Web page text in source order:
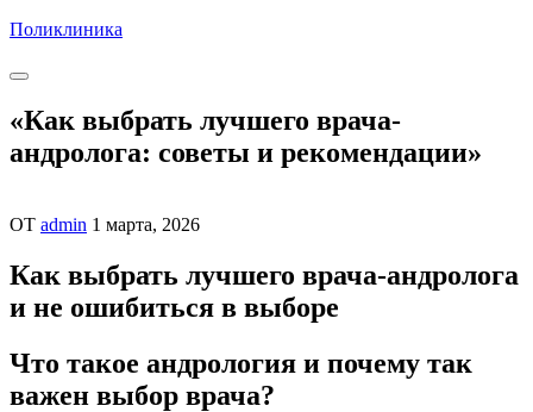
Перейти
содержимому
Поликлиника
«Как выбрать лучшего врача-
андролога: советы и рекомендации»
ОТ admin 1 марта, 2026
Как выбрать лучшего врача-андролога
и не ошибиться в выборе
Что такое андрология и почему так
важен выбор врача?